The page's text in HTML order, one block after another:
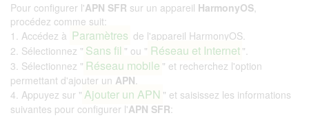
Pour configurer l'APN SFR sur un appareil HarmonyOS,
procédez comme suit:
1. Accédez à Paramètres de l'appareil HarmonyOS.
2. Sélectionnez " Sans fil " ou " Réseau et Internet ".
3. Sélectionnez " Réseau mobile " et recherchez l'option
permettant d'ajouter un APN.
4. Appuyez sur " Ajouter un APN " et saisissez les informations
suivantes pour configurer l'APN SFR: